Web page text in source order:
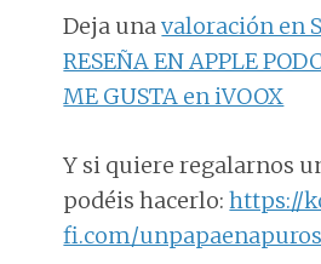
Deja unavaloración en
RESEÑA EN APPLE
ME GUSTA en iVOOX
Y si quiere regalarnos
podéis hacerlo:https://
fi.com/unpapaenapuros